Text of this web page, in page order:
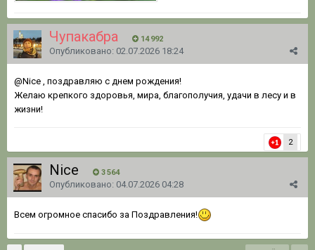
Чупакабра 14 992
Опубликовано: 02.07.2026 18:24
@Nice , поздравляю с днем рождения!
Желаю крепкого здоровья, мира, благополучия, удачи в лесу и в
жизни!
2
Nice 3 564
Опубликовано: 04.07.2026 04:28
Всем огромное спасибо за Поздравления!